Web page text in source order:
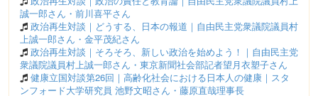
誠一郎さん・前川喜平さん
政治再生対談｜どうする、日本の報道｜自由民主党衆議院議員村
上誠一郎さん・金平茂紀さん
政治再生対談｜そろそろ、新しい政治を始めよう！｜自由民主党
衆議院議員村上誠一郎さん・東京新聞社会部記者望月衣塑子さん
健康立国対談第26回｜高齢化社会における日本人の健康｜スタ
ンフォード大学研究員 池野文昭さん・藤原直哉理事長